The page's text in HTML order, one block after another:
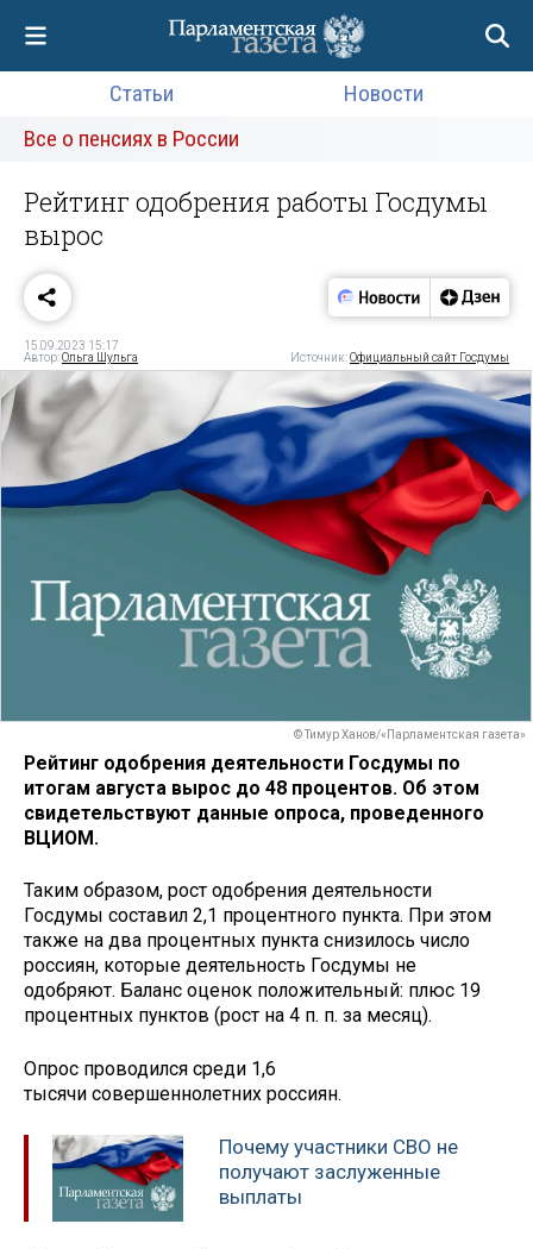
Статьи
Новости
Все о пенсиях в России
Рейтинг одобрения работы Госдумы
вырос
15.09.2023 15:17
Автор:Ольга Шульга Источник:Официальный сайт Госдумы
© Тимур Ханов/«Парламентская газета»
Рейтинг одобрения деятельности Госдумы по
итогам августа вырос до 48 процентов. Об этом
свидетельствуют данные опроса, проведенного
ВЦИОМ.
Таким образом, рост одобрения деятельности
Госдумы составил 2,1 процентного пункта. При этом
также на два процентных пункта снизилось число
россиян, которые деятельность Госдумы не
одобряют. Баланс оценок положительный: плюс 19
процентных пунктов (рост на 4 п. п. за месяц).
Опрос проводился среди 1,6
тысячи совершеннолетних россиян.
Почему участники СВО не
получают заслуженные
выплаты